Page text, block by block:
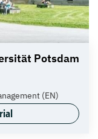
Potsdam
(EN)